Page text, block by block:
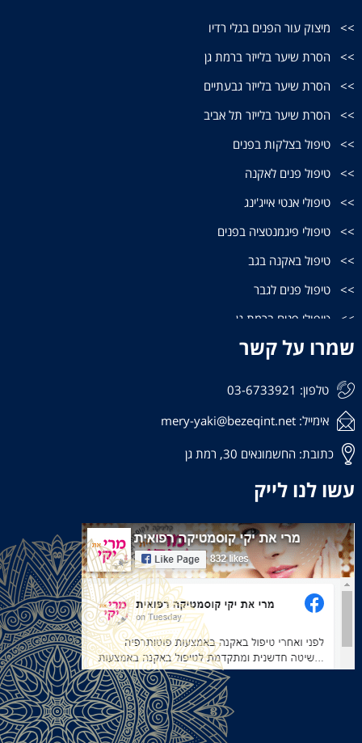
מיצוק עור הפנים בגלי רדיו
הסרת שיער בלייזר ברמת גן
הסרת שיער בלייזר גבעתיים
הסרת שיער בלייזר תל אביב
טיפול בצלקות בפנים
טיפול פנים לאקנה
טיפולי אנטי אייג'ינג
טיפולי פיגמנטציה בפנים
טיפול באקנה בגב
טיפול פנים לגבר
טיפולי פנים ברמת גן
טיפולי פנים בתל אביב
הבהרת כתמים בפנים
פוטותרפיה לפנים
שמרו על קשר
טלפון: 03-6733921
אימייל: mery-yaki@bezeqint.net
כתובת: החשמונאים 30, רמת גן
עשו לנו לייק